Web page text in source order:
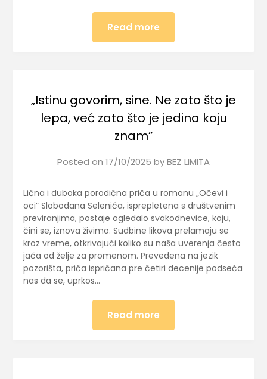
Read more
„Istinu govorim, sine. Ne zato što je
lepa, već zato što je jedina koju
znam”
Posted on 17/10/2025 byBEZ LIMITA
Lična i duboka porodična priča u romanu „Očevi i
oci” Slobodana Selenića, isprepletena s društvenim
previranjima, postaje ogledalo svakodnevice, koju,
čini se, iznova živimo. Sudbine likova prelamaju se
kroz vreme, otkrivajući koliko su naša uverenja često
jača od želje za promenom. Prevedena na jezik
pozorišta, priča ispričana pre četiri decenije podseća
nas da se, uprkos…
Read more